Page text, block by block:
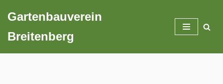
Inhalt
springen
Gartenbauverein
Breitenberg